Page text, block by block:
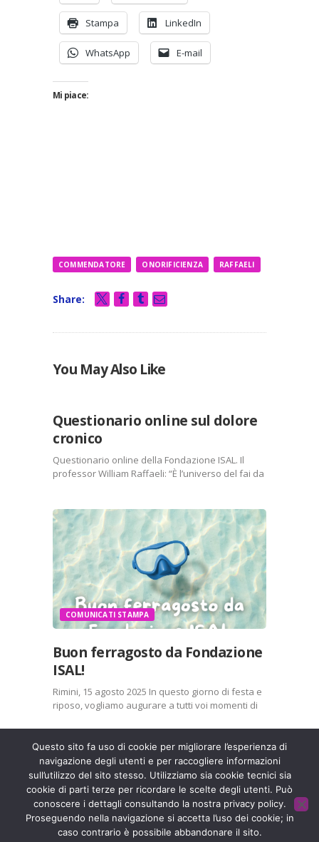
Stampa LinkedIn
WhatsApp E-mail
Mi piace:
COMMENDATORE ONORIFICIENZA RAFFAELI
Share:
You May Also Like
COMUNICATI
Questionario online sul dolore
cronico
Questionario online della Fondazione ISAL. Il
professor William Raffaeli: “È l’universo del fai da
Condividi:
X Facebook
Stampa LinkedIn
WhatsApp E-mail
Mi piace:
COMUNICATI STAMPA
Buon ferragosto da Fondazione
ISAL!
Rimini, 15 agosto 2025 In questo giorno di festa e
riposo, vogliamo augurare a tutti voi momenti di
care. Che sia un’occasione per ricaricare le
energie e prendersi cura di sé, ricordando…
Condividi:
X Facebook
Stampa LinkedIn
Entra a far parte di una grande famiglia. Insieme,
stiamo creando un futuro senza dolore.Contattaci!
Fondazione ISAL © 2026 P. IVA 03932590403
Questo sito fa uso di cookie per migliorare l’esperienza di
navigazione degli utenti e per raccogliere informazioni
sull’utilizzo del sito stesso. Utilizziamo sia cookie tecnici sia
cookie di parti terze per ricordare le scelte degli utenti. Può
conoscere i dettagli consultando la nostra privacy policy.
Proseguendo nella navigazione si accetta l’uso dei cookie; in
caso contrario è possibile abbandonare il sito.